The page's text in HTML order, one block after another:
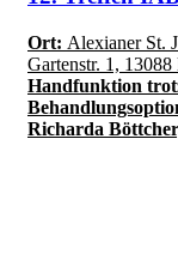
Ort: Alexianer St.
Gartenstr. 1,
Handfunktion
Richarda